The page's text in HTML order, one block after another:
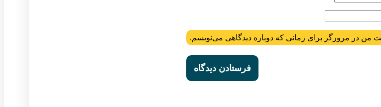
من در مرورگر برای زمانی که دوباره دیدگاهی می‌نویسم.